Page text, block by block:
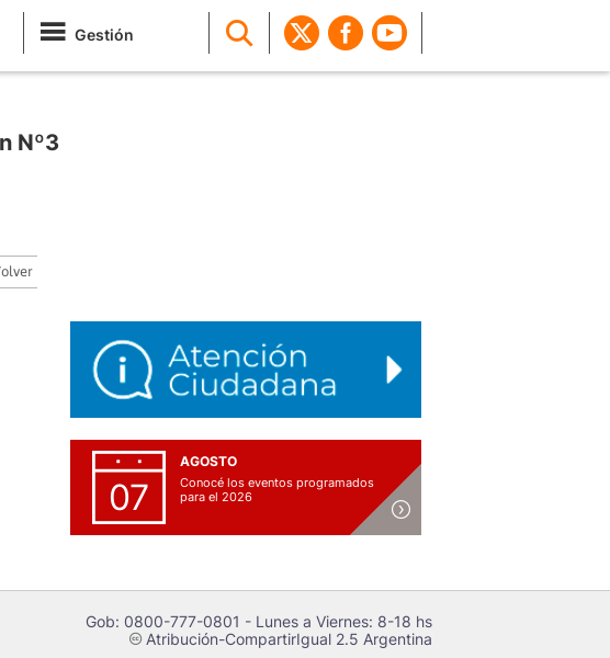
Gestión
Nº3
07
AGOSTO
Conocé los eventos programados
para el 2026
Gob: 0800-777-0801 - Lunes a Viernes: 8-18 hs
cAtribución-CompartirIgual 2.5 Argentina